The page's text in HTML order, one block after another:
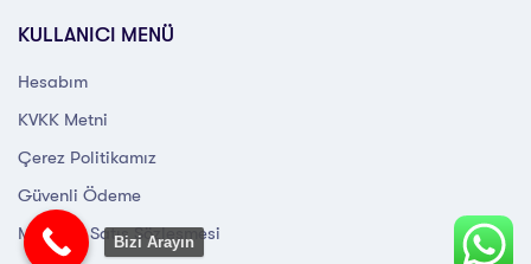
KULLANICI MENÜ
Hesabım
KVKK Metni
Çerez Politikamız
Güvenli Ödeme
Mesafeli Satış Sözleşmesi
Bizi Arayın